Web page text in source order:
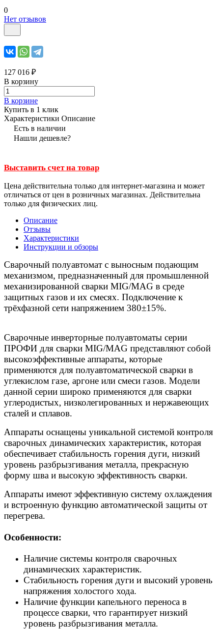
0
Нет отзывов
127 016 ₽
В корзину
В корзине
Купить в 1 клик
Характеристики Описание
Есть в наличии
Нашли дешевле?
Выставить счет на товар
Цена действительна только для интернет-магазина и может
отличаться от цен в розничных магазинах. Действительна
только для физических лиц.
Описание
Отзывы
Характеристики
Инструкции и обзоры
Сварочный полуавтомат с выносным подающим
механизмом, предназначенный для промышленной
механизированной сварки MIG/MAG в среде
защитных газов и их смесях. Подключение к
трёхфазной сети напряжением 380±15%.
Сварочные инверторные полуавтоматы серии
ПРОФИ для сварки MIG/MAG представляют собой
высокоэффективные аппараты, которые
применяются для полуавтоматической сварки в
углекислом газе, аргоне или смеси газов. Модели
данной серии широко применяются для сварки
углеродистых, низколегированных и нержавеющих
сталей и сплавов.
Аппараты оснащены уникальной системой контроля
сварочных динамических характеристик, которая
обеспечивает стабильность горения дуги, низкий
уровень разбрызгивания металла, прекрасную
форму шва и высокую эффективность сварки.
Аппараты имеют эффективную систему охлаждения
и встроенную функцию автоматической защиты от
перегрева.
Особенности:
Наличие системы контроля сварочных
динамических характеристик.
Стабильность горения дуги и высокий уровень
напряжения холостого хода.
Наличие функции капельного переноса в
процессе сварки, что гарантирует низкий
уровень разбрызгивания металла.